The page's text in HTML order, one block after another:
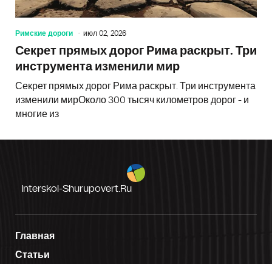
Римские дороги июл 02, 2026
Секрет прямых дорог Рима раскрыт. Три
инструмента изменили мир
Секрет прямых дорог Рима раскрыт. Три инструмента
изменили мирОколо 300 тысяч километров дорог - и
многие из
Interskol-Shurupovert.ru
Главная
Статьи